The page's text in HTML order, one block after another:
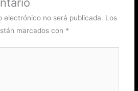
electrónico no será publicada. Los
marcados con *